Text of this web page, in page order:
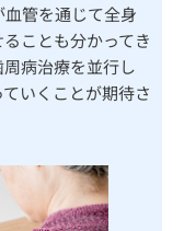
管を通じて全身
ことも分かってき
病治療を並行し
いくことが期待さ